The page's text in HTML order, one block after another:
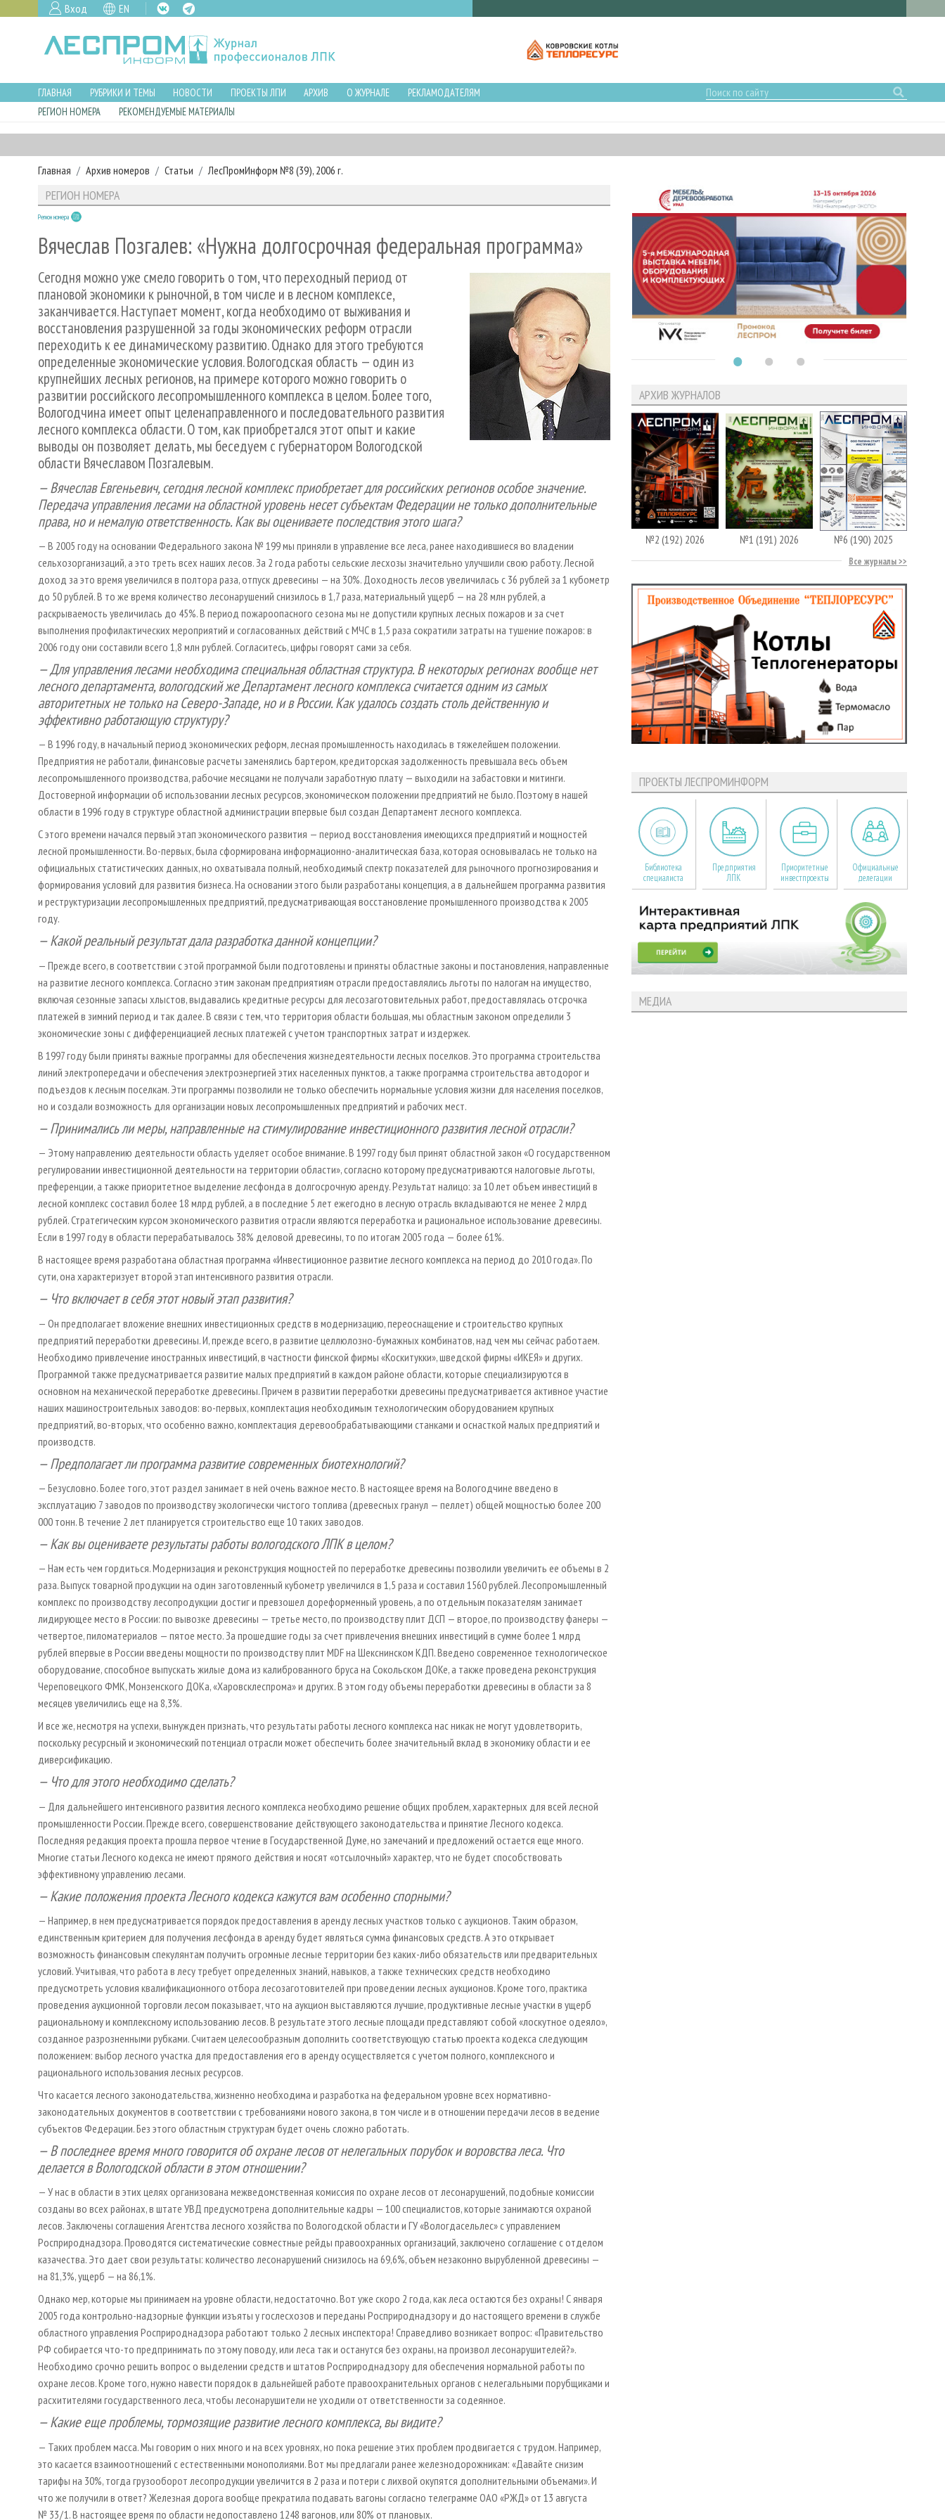
Вход EN
ГЛАВНАЯ РУБРИКИ И ТЕМЫ НОВОСТИ ПРОЕКТЫ ЛПИ АРХИВ О ЖУРНАЛЕ
РЕКЛАМОДАТЕЛЯМ
РЕГИОН НОМЕРА
РЕКОМЕНДУЕМЫЕ МАТЕРИАЛЫ
Главная Архив номеров Статьи ЛесПромИнформ №8 (39), 2006 г.
РЕГИОН НОМЕРА
Регион номера
Вячеслав Позгалев: «Нужна долгосрочная федеральная программа»
Сегодня можно уже смело говорить о том, что переходный период от
плановой экономики к рыночной, в том числе и в лесном комплексе,
заканчивается. Наступает момент, когда необходимо от выживания и
восстановления разрушенной за годы экономических реформ отрасли
переходить к ее динамическому развитию. Однако для этого требуются
определенные экономические условия. Вологодская область — один из
крупнейших лесных регионов, на примере которого можно говорить о
развитии российского лесопромышленного комплекса в целом. Более того,
Вологодчина имеет опыт целенаправленного и последовательного развития
лесного комплекса области. О том, как приобретался этот опыт и какие
выводы он позволяет делать, мы беседуем с губернатором Вологодской
области Вячеславом Позгалевым.
— Вячеслав Евгеньевич, сегодня лесной комплекс приобретает для российских регионов особое значение.
Передача управления лесами на областной уровень несет субъектам Федерации не только дополнительные
права, но и немалую ответственность. Как вы оцениваете последствия этого шага?
— В 2005 году на основании Федерального закона № 199 мы приняли в управление все леса, ранее находившиеся во владении
сельхозорганизаций, а это треть всех наших лесов. За 2 года работы сельские лесхозы значительно улучшили свою работу. Лесной
доход за это время увеличился в полтора раза, отпуск древесины — на 30%. Доходность лесов увеличилась с 36 рублей за 1 кубометр
до 50 рублей. В то же время количество лесонарушений снизилось в 1,7 раза, материальный ущерб — на 28 млн рублей, а
раскрываемость увеличилась до 45%. В период пожароопасного сезона мы не допустили крупных лесных пожаров и за счет
выполнения профилактических мероприятий и согласованных действий с МЧС в 1,5 раза сократили затраты на тушение пожаров: в
2006 году они составили всего 1,8 млн рублей. Согласитесь, цифры говорят сами за себя.
— Для управления лесами необходима специальная областная структура. В некоторых регионах вообще нет
лесного департамента, вологодский же Департамент лесного комплекса считается одним из самых
авторитетных не только на Северо-Западе, но и в России. Как удалось создать столь действенную и
эффективно работающую структуру?
— В 1996 году, в начальный период экономических реформ, лесная промышленность находилась в тяжелейшем положении.
Предприятия не работали, финансовые расчеты заменялись бартером, кредиторская задолженность превышала весь объем
лесопромышленного производства, рабочие месяцами не получали заработную плату — выходили на забастовки и митинги.
Достоверной информации об использовании лесных ресурсов, экономическом положении предприятий не было. Поэтому в нашей
области в 1996 году в структуре областной администрации впервые был создан Департамент лесного комплекса.
С этого времени начался первый этап экономического развития — период восстановления имеющихся предприятий и мощностей
лесной промышленности. Во-первых, была сформирована информационно-аналитическая база, которая основывалась не только на
официальных статистических данных, но охватывала полный, необходимый спектр показателей для рыночного прогнозирования и
формирования условий для развития бизнеса. На основании этого были разработаны концепция, а в дальнейшем программа развития
и реструктуризации лесопромышленных предприятий, предусматривающая восстановление промышленного производства к 2005
году.
— Какой реальный результат дала разработка данной концепции?
— Прежде всего, в соответствии с этой программой были подготовлены и приняты областные законы и постановления, направленные
на развитие лесного комплекса. Согласно этим законам предприятиям отрасли предоставлялись льготы по налогам на имущество,
включая сезонные запасы хлыстов, выдавались кредитные ресурсы для лесозаготовительных работ, предоставлялась отсрочка
платежей в зимний период и так далее. В связи с тем, что территория области большая, мы областным законом определили 3
экономические зоны с дифференциацией лесных платежей с учетом транспортных затрат и издержек.
В 1997 году были приняты важные программы для обеспечения жизнедеятельности лесных поселков. Это программа строительства
линий электропередачи и обеспечения электроэнергией этих населенных пунктов, а также программа строительства автодорог и
подъездов к лесным поселкам. Эти программы позволили не только обеспечить нормальные условия жизни для населения поселков,
но и создали возможность для организации новых лесопромышленных предприятий и рабочих мест.
— Принимались ли меры, направленные на стимулирование инвестиционного развития лесной отрасли?
— Этому направлению деятельности область уделяет особое внимание. В 1997 году был принят областной закон «О государственном
регулировании инвестиционной деятельности на территории области», согласно которому предусматриваются налоговые льготы,
преференции, а также приоритетное выделение лесфонда в долгосрочную аренду. Результат налицо: за 10 лет объем инвестиций в
лесной комплекс составил более 18 млрд рублей, а в последние 5 лет ежегодно в лесную отрасль вкладываются не менее 2 млрд
рублей. Стратегическим курсом экономического развития отрасли являются переработка и рациональное использование древесины.
Если в 1997 году в области перерабатывалось 38% деловой древесины, то по итогам 2005 года — более 61%.
В настоящее время разработана областная программа «Инвестиционное развитие лесного комплекса на период до 2010 года». По
сути, она характеризует второй этап интенсивного развития отрасли.
— Что включает в себя этот новый этап развития?
— Он предполагает вложение внешних инвестиционных средств в модернизацию, переоснащение и строительство крупных
предприятий переработки древесины. И, прежде всего, в развитие целлюлозно-бумажных комбинатов, над чем мы сейчас работаем.
Необходимо привлечение иностранных инвестиций, в частности финской фирмы «Коскитукки», шведской фирмы «ИКЕЯ» и других.
Программой также предусматривается развитие малых предприятий в каждом районе области, которые специализируются в
основном на механической переработке древесины. Причем в развитии переработки древесины предусматривается активное участие
наших машиностроительных заводов: во-первых, комплектация необходимым технологическим оборудованием крупных
предприятий, во-вторых, что особенно важно, комплектация деревообрабатывающими станками и оснасткой малых предприятий и
производств.
— Предполагает ли программа развитие современных биотехнологий?
— Безусловно. Более того, этот раздел занимает в ней очень важное место. В настоящее время на Вологодчине введено в
эксплуатацию 7 заводов по производству экологически чистого топлива (древесных гранул — пеллет) общей мощностью более 200
000 тонн. В течение 2 лет планируется строительство еще 10 таких заводов.
— Как вы оцениваете результаты работы вологодского ЛПК в целом?
— Нам есть чем гордиться. Модернизация и реконструкция мощностей по переработке древесины позволили увеличить ее объемы в 2
раза. Выпуск товарной продукции на один заготовленный кубометр увеличился в 1,5 раза и составил 1560 рублей. Лесопромышленный
комплекс по производству лесопродукции достиг и превзошел дореформенный уровень, а по отдельным показателям занимает
лидирующее место в России: по вывозке древесины — третье место, по производству плит ДСП — второе, по производству фанеры —
четвертое, пиломатериалов — пятое место. За прошедшие годы за счет привлечения внешних инвестиций в сумме более 1 млрд
рублей впервые в России введены мощности по производству плит MDF на Шекснинском КДП. Введено современное технологическое
оборудование, способное выпускать жилые дома из калиброванного бруса на Сокольском ДОКе, а также проведена реконструкция
Череповецкого ФМК, Монзенского ДОКа, «Харовсклеспрома» и других. В этом году объемы переработки древесины в области за 8
месяцев увеличились еще на 8,3%.
И все же, несмотря на успехи, вынужден признать, что результаты работы лесного комплекса нас никак не могут удовлетворить,
поскольку ресурсный и экономический потенциал отрасли может обеспечить более значительный вклад в экономику области и ее
диверсификацию.
— Что для этого необходимо сделать?
— Для дальнейшего интенсивного развития лесного комплекса необходимо решение общих проблем, характерных для всей лесной
промышленности России. Прежде всего, совершенствование действующего законодательства и принятие Лесного кодекса.
Последняя редакция проекта прошла первое чтение в Государственной Думе, но замечаний и предложений остается еще много.
Многие статьи Лесного кодекса не имеют прямого действия и носят «отсылочный» характер, что не будет способствовать
эффективному управлению лесами.
— Какие положения проекта Лесного кодекса кажутся вам особенно спорными?
— Например, в нем предусматривается порядок предоставления в аренду лесных участков только с аукционов. Таким образом,
единственным критерием для получения лесфонда в аренду будет являться сумма финансовых средств. А это открывает
возможность финансовым спекулянтам получить огромные лесные территории без каких-либо обязательств или предварительных
условий. Учитывая, что работа в лесу требует определенных знаний, навыков, а также технических средств необходимо
предусмотреть условия квалификационного отбора лесозаготовителей при проведении лесных аукционов. Кроме того, практика
проведения аукционной торговли лесом показывает, что на аукцион выставляются лучшие, продуктивные лесные участки в ущерб
рациональному и комплексному использованию лесов. В результате этого лесные площади представляют собой «лоскутное одеяло»,
созданное разрозненными рубками. Считаем целесообразным дополнить соответствующую статью проекта кодекса следующим
положением: выбор лесного участка для предоставления его в аренду осуществляется с учетом полного, комплексного и
рационального использования лесных ресурсов.
Что касается лесного законодательства, жизненно необходима и разработка на федеральном уровне всех нормативно-
законодательных документов в соответствии с требованиями нового закона, в том числе и в отношении передачи лесов в ведение
субъектов Федерации. Без этого областным структурам будет очень сложно работать.
— В последнее время много говорится об охране лесов от нелегальных порубок и воровства леса. Что
делается в Вологодской области в этом отношении?
— У нас в области в этих целях организована межведомственная комиссия по охране лесов от лесонарушений, подобные комиссии
созданы во всех районах, в штате УВД предусмотрена дополнительные кадры — 100 специалистов, которые занимаются охраной
лесов. Заключены соглашения Агентства лесного хозяйства по Вологодской области и ГУ «Вологдасельлес» с управлением
Росприроднадзора. Проводятся систематические совместные рейды правоохранных организаций, заключено соглашение с отделом
казачества. Это дает свои результаты: количество лесонарушений снизилось на 69,6%, объем незаконно вырубленной древесины —
на 81,3%, ущерб — на 86,1%.
Однако мер, которые мы принимаем на уровне области, недостаточно. Вот уже скоро 2 года, как леса остаются без охраны! С января
2005 года контрольно-надзорные функции изъяты у гослесхозов и переданы Росприроднадзору и до настоящего времени в службе
областного управления Росприроднадзора работают только 2 лесных инспектора! Справедливо возникает вопрос: «Правительство
РФ собирается что-то предпринимать по этому поводу, или леса так и останутся без охраны, на произвол лесонарушителей?».
Необходимо срочно решить вопрос о выделении средств и штатов Росприроднадзору для обеспечения нормальной работы по
охране лесов. Кроме того, нужно навести порядок в дальнейшей работе правоохранительных органов с нелегальными порубщиками и
расхитителями государственного леса, чтобы лесонарушители не уходили от ответственности за содеянное.
— Какие еще проблемы, тормозящие развитие лесного комплекса, вы видите?
— Таких проблем масса. Мы говорим о них много и на всех уровнях, но пока решение этих проблем продвигается с трудом. Например,
это касается взаимоотношений с естественными монополиями. Вот мы предлагали ранее железнодорожникам: «Давайте снизим
тарифы на 30%, тогда грузооборот лесопродукции увеличится в 2 раза и потери с лихвой окупятся дополнительными объемами». И
что же получили в ответ? Железная дорога вообще прекратила подавать вагоны согласно телеграмме ОАО «РЖД» от 13 августа
№ 33 / 1. В настоящее время по области недопоставлено 1248 вагонов, или 80% от плановых.
АРХИВ ЖУРНАЛОВ
№2 (192) 2026 №1 (191) 2026 №6 (190) 2025
Все журналы
ПРОЕКТЫ ЛЕСПРОМИНФОРМ
Библиотека
специалиста
Предприятия
ЛПК
Приоритетные
инвестпроекты
Официальные
делегации
МЕДИА